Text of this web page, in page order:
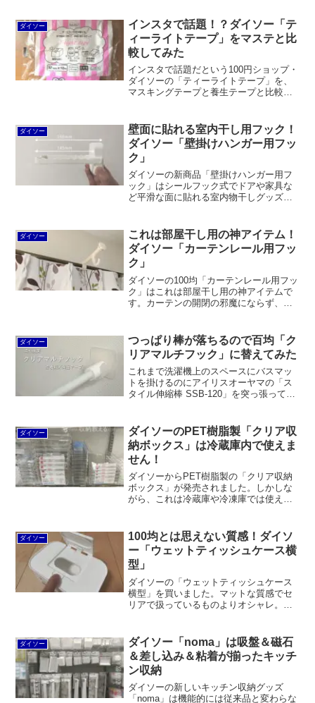
るので、キーホルダーや輪ゴムなどを引
っ掛けることもできます。
ダイソー
インスタで話題！？ダイソー「テ
ィーライトテープ」をマステと比
較してみた
インスタで話題だという100円ショップ・
ダイソーの「ティーライトテープ」を、
マスキングテープと養生テープと比較し
目が良いというのがメリット。水性ボー
ルペンでは書き込めません。
ダイソー
壁面に貼れる室内干し用フック！
ダイソー「壁掛けハンガー用フッ
ク」
ダイソーの新商品「壁掛けハンガー用フ
ック」はシールフック式でドアや家具な
ど平滑な面に貼れる室内物干しグッズで
めの邪魔にもなりません。
ダイソー
これは部屋干し用の神アイテム！
ダイソー「カーテンレール用フッ
ク」
ダイソーの100均「カーテンレール用フッ
ク」はこれは部屋干し用の神アイテムで
す。カーテンの開閉の邪魔にならず、見
物はNGとなっています。
ダイソー
つっぱり棒が落ちるので百均「ク
リアマルチフック」に替えてみた
これまで洗濯機上のスペースにバスマッ
トを掛けるのにアイリスオーヤマの「ス
タイル伸縮棒 SSB-120」を突っ張ってい
に平安伸銅工業の突っ張り棒を掛ける方
法に替えてみました。接着剤タイプと両
面テープタイプを試してみました。
ダイソー
ダイソーのPET樹脂製「クリア収
納ボックス」は冷蔵庫内で使えま
せん！
ダイソーからPET樹脂製の「クリア収納
ボックス」が発売されました。しかしな
がら、これは冷蔵庫や冷凍庫では使えま
います。全9サイズが用意されています。
ダイソー
100均とは思えない質感！ダイソ
ー「ウェットティッシュケース横
型」
ダイソーの「ウェットティッシュケース
横型」を買いました。マットな質感でセ
リアで扱っているものよりオシャレ。ワ
ト）」よりストレスなく使いやすい。価
格も100均だから安いです。
ダイソー
ダイソー「noma」は吸盤＆磁石
＆差し込み＆粘着が揃ったキッチ
ン収納
ダイソーの新しいキッチン収納グッズ
「noma」は機能的には従来品と変わらな